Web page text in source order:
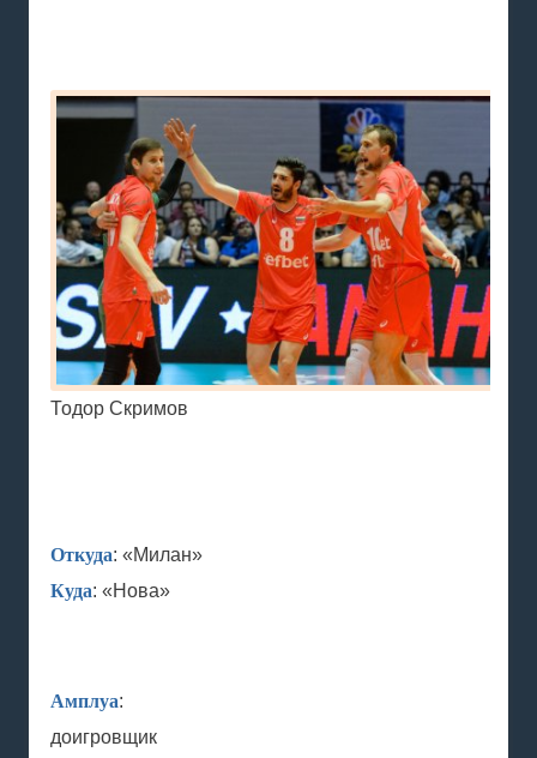
Тодор Скримов
Откуда: «Милан»
Куда: «Нова»
Амплуа:
доигровщик